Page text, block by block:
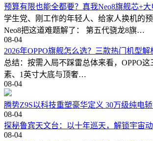
预算有限也能全都要？真我Neo8旗舰芯+
学生党、刚工作的年轻人、给家人换机的
Neo8把这道难题解了： 第五代骁龙8旗…
08-04
2026年OPPO旗舰怎么选？三款热门机型解
总结：按需入局不踩雷总体来看，OPPO
素、1英寸大底与顶奢…
08-04
腾势Z9S以科技重塑豪华定义 30万级纯电
08-04
探秘鲁宾天文台：以十年巡天，解锁宇宙
08-04